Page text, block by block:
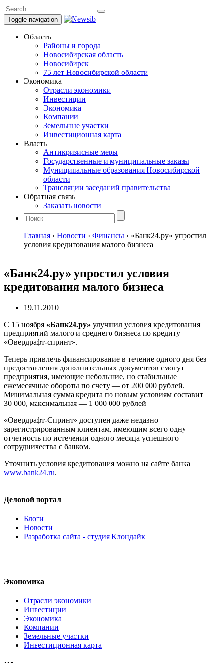
Toggle navigation
Область
Районы и города
Новосибирская область
Новосибирск
75 лет Новосибирской области
Экономика
Отрасли экономики
Инвестиции
Экономика
Компании
Земельные участки
Инвестиционная карта
Власть
Антикризисные меры
Государственные и муниципальные заказы
Муниципальные образования Новосибирской
области
Трансляции заседаний правительства
Обратная связь
Заказать новости
Главная › Новости › Финансы › «Банк24.ру» упростил
условия кредитования малого бизнеса
«Банк24.ру» упростил условия
кредитования малого бизнеса
19.11.2010
С 15 ноября «Банк24.ру» улучшил условия кредитования
предприятий малого и среднего бизнеса по кредиту
«Овердрафт-спринт».
Теперь привлечь финансирование в течение одного дня без
предоставления дополнительных документов смогут
предприятия, имеющие небольшие, но стабильные
ежемесячные обороты по счету — от 200 000 рублей.
Минимальная сумма кредита по новым условиям составит
30 000, максимальная — 1 000 000 рублей.
«Овердрафт-Спринт» доступен даже недавно
зарегистрированным клиентам, имеющим всего одну
отчетность по истечении одного месяца успешного
сотрудничества с банком.
Уточнить условия кредитования можно на сайте банка
www.bank24.ru.
Деловой портал
Блоги
Новости
Разработка сайта - студия Клондайк
Экономика
Отрасли экономики
Инвестиции
Экономика
Компании
Земельные участки
Инвестиционная карта